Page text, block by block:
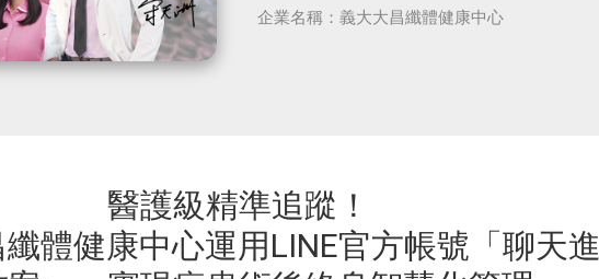
企業名稱：義大大昌纖體健康中心
醫護級精準追蹤！
體健康中心運用LINE官方帳號「聊天進